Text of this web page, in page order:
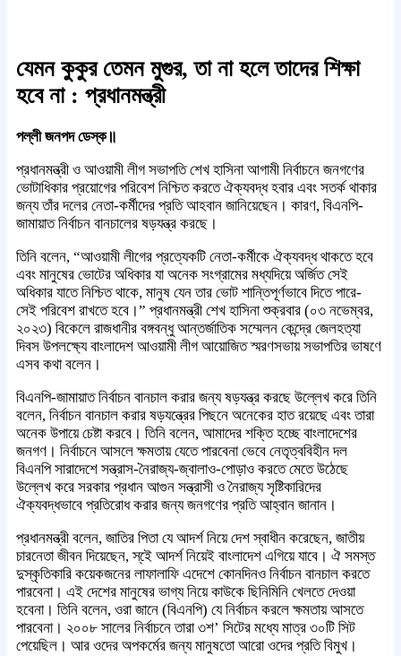
যেমন কুকুর তেমন মুগুর, তা না হলে তাদের শিক্ষা
হবে না : প্রধানমন্ত্রী
পল্লী জনপদ ডেস্ক॥
প্রধানমন্ত্রী ও আওয়ামী লীগ সভাপতি শেখ হাসিনা আগামী নির্বাচনে জনগণের
ভোটাধিকার প্রয়োগের পরিবেশ নিশ্চিত করতে ঐক্যবদ্ধ হবার এবং সতর্ক থাকার
জন্য তাঁর দলের নেতা-কর্মীদের প্রতি আহবান জানিয়েছেন। কারণ, বিএনপি-
জামায়াত নির্বাচন বানচালের ষড়যন্ত্র করছে।
তিনি বলেন, “আওয়ামী লীগের প্রত্যেকটি নেতা-কর্মীকে ঐক্যবদ্ধ থাকতে হবে
এবং মানুষের ভোটের অধিকার যা অনেক সংগ্রামের মধ্যদিয়ে অর্জিত সেই
অধিকার যাতে নিশ্চিত থাকে, মানুষ যেন তার ভোট শান্তিপূর্ণভাবে দিতে পারে-
সেই পরিবেশ রাখতে হবে।” প্রধানমন্ত্রী শেখ হাসিনা শুক্রবার (০৩ নভেম্বর,
২০২৩) বিকেলে রাজধানীর বঙ্গবন্ধু আন্তর্জাতিক সম্মেলন কেন্দ্রে জেলহত্যা
দিবস উপলক্ষ্যে বাংলাদেশ আওয়ামী লীগ আয়োজিত স্মরণসভায় সভাপতির ভাষণে
এসব কথা বলেন।
বিএনপি-জামায়াত নির্বাচন বানচাল করার জন্য ষড়যন্ত্র করছে উল্লেখ করে তিনি
বলেন, নির্বাচন বানচাল করার ষড়যন্ত্রের পিছনে অনেকের হাত রয়েছে এবং তারা
অনেক উপায়ে চেষ্টা করবে। তিনি বলেন, আমাদের শক্তি হচ্ছে বাংলাদেশের
জনগণ। নির্বাচনে আসলে ক্ষমতায় যেতে পারবেনা ভেবে নেতৃত্ববিহীন দল
বিএনপি সারাদেশে সন্ত্রাস-নৈরাজ্য-জ্বালাও-পোড়াও করতে মেতে উঠেছে
উল্লেখ করে সরকার প্রধান আগুন সন্ত্রাসী ও নৈরাজ্য সৃষ্টিকারিদের
ঐক্যবদ্ধভাবে প্রতিরোধ করার জন্য জনগণের প্রতি আহ্বান জানান।
প্রধানমন্ত্রী বলেন, জাতির পিতা যে আদর্শ নিয়ে দেশ স্বাধীন করেছেন, জাতীয়
চারনেতা জীবন দিয়েছেন, স্ইে আদর্শ নিয়েই বাংলাদেশ এগিয়ে যাবে। ঐ সমস্ত
দুস্কৃতিকারি কয়েকজনের লাফালাফি এদেশে কোনদিনও নির্বাচন বানচাল করতে
পারবেনা। এই দেশের মানুষের ভাগ্য নিয়ে কাউকে ছিনিমিনি খেলতে দেওয়া
হবেনা। তিনি বলেন, ওরা জানে (বিএনপি) যে নির্বাচন করলে ক্ষমতায় আসতে
পারবেনা। ২০০৮ সালের নির্বাচনে তারা ৩শ’ সিটের মধ্যে মাত্র ৩০টি সিট
পেয়েছিল। আর ওদের অপকর্মের জন্য মানুষতো আরো ওদের প্রতি বিমুখ।